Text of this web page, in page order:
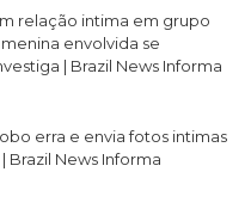
relação intima em grupo
envolvida se
| Brazil News Informa
erra e envia fotos intimas
Brazil News Informa